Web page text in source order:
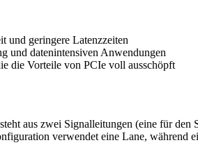
und geringere Latenzzeiten
und datenintensiven Anwendungen
die Vorteile von PCIe voll ausschöpft
aus zwei Signalleitungen (eine für
verwendet eine Lane, während